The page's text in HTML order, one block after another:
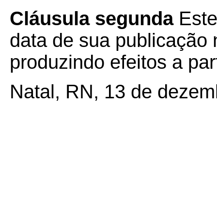
Cláusula segunda
data de sua publicação
produzindo efeitos a
Natal, RN, 13 de